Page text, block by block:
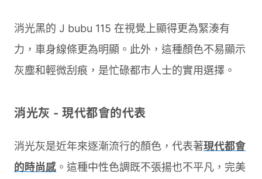
消光黑的 J bubu 115 在視覺上顯得更為緊湊有
力，車身線條更為明顯。此外，這種顏色不易顯示
灰塵和輕微刮痕，是忙碌都市人士的實用選擇。
消光灰 - 現代都會的代表
消光灰是近年來逐漸流行的顏色，代表著現代都會
的時尚感 。這種中性色調既不張揚也不平凡，完美